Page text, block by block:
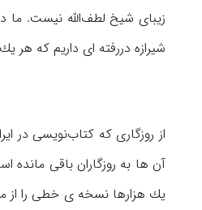
زیبای شیخ لطف‌الله نیست. ما
شیرازه دررفته ای داریم كه
از روزگاری كه كتاب‌نویسی در
آن ها به روزگاران باقی
یك هزارها نسخه ی خطی را